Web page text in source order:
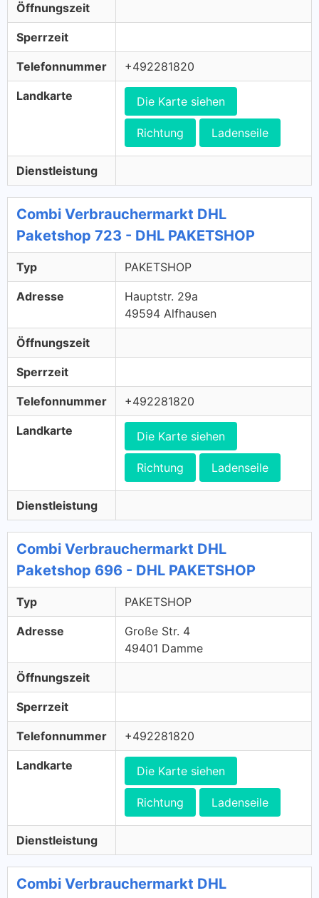
Öffnungszeit
Sperrzeit
Telefonnummer +492281820
Landkarte Die Karte siehen
Richtung Ladenseile
Dienstleistung
Combi Verbrauchermarkt DHL
Paketshop 723 - DHL PAKETSHOP
Typ PAKETSHOP
Adresse
Hauptstr. 29a
49594 Alfhausen
Öffnungszeit
Sperrzeit
Telefonnummer +492281820
Landkarte Die Karte siehen
Richtung Ladenseile
Dienstleistung
Combi Verbrauchermarkt DHL
Paketshop 696 - DHL PAKETSHOP
Typ PAKETSHOP
Adresse
Große Str. 4
49401 Damme
Öffnungszeit
Sperrzeit
Telefonnummer +492281820
Landkarte Die Karte siehen
Richtung Ladenseile
Dienstleistung
Combi Verbrauchermarkt DHL